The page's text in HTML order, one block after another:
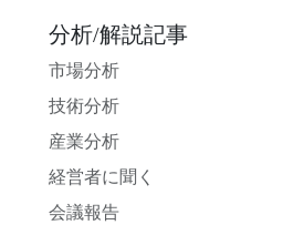
分析/解説記事
市場分析
技術分析
産業分析
経営者に聞く
会議報告